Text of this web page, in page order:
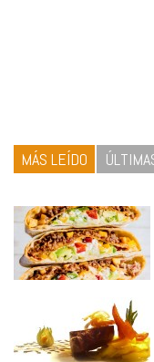
MÁS LEÍDO